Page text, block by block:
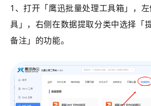
1、打开 「鹰迅批量处理工具箱」 ，
具」 ，右侧在数据提取分类中选择 「
备注 」的功能。